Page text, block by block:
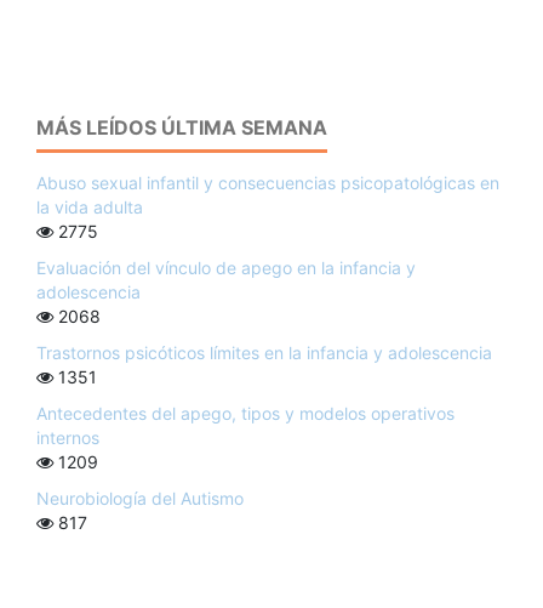
MÁS LEÍDOS ÚLTIMA SEMANA
Abuso sexual infantil y consecuencias psicopatológicas en
la vida adulta
2775
Evaluación del vínculo de apego en la infancia y
adolescencia
2068
Trastornos psicóticos límites en la infancia y adolescencia
1351
Antecedentes del apego, tipos y modelos operativos
internos
1209
Neurobiología del Autismo
817